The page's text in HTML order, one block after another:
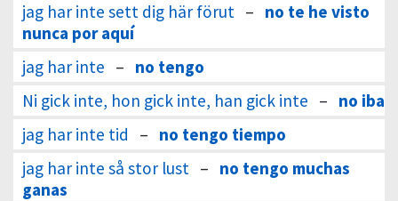
jag har inte sett dig här förut – no te he visto
nunca por aquí
jag har inte – no tengo
Ni gick inte, hon gick inte, han gick inte – no iba
jag har inte tid
– no tengo tiempo
jag har inte så stor lust – no tengo muchas
ganas